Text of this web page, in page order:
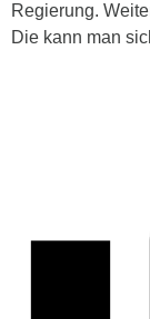
Regierung.
Die kann man